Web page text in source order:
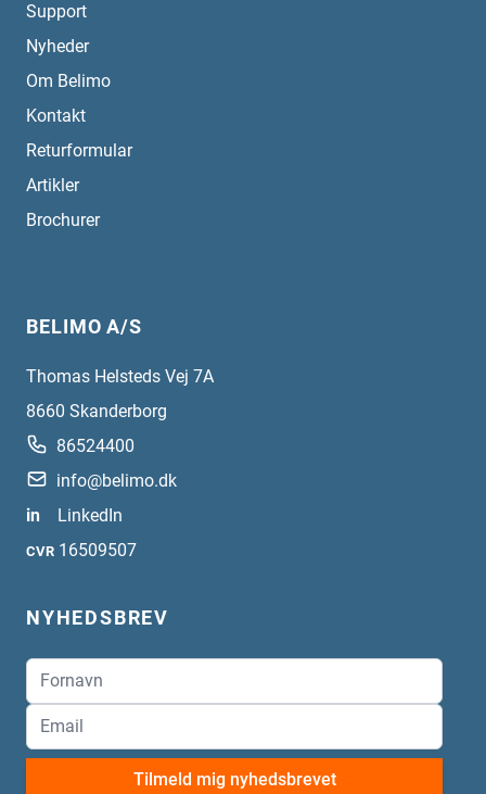
Support
Nyheder
Om Belimo
Kontakt
Returformular
Artikler
Brochurer
BELIMO A/S
Thomas Helsteds Vej 7A
8660 Skanderborg
86524400
info@belimo.dk
in
LinkedIn
CVR 16509507
NYHEDSBREV
Tilmeld mig nyhedsbrevet